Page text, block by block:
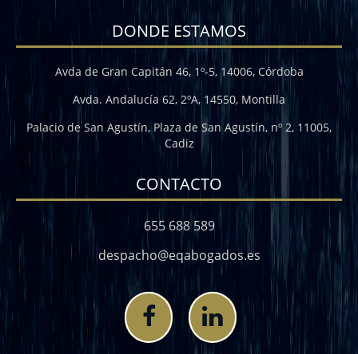
DONDE ESTAMOS
Avda de Gran Capitán 46, 1º-5, 14006, Córdoba
Avda. Andalucía 62, 2ºA, 14550, Montilla
Palacio de San Agustín, Plaza de San Agustín, nº 2, 11005,
Cadiz
CONTACTO
655 688 589
despacho@eqabogados.es